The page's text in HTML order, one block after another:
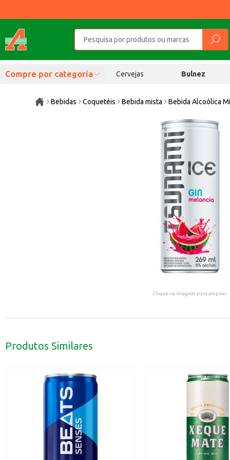
Compre por categoria Cervejas Bulnez
Bebidas Coquetéis Bebida mista Bebida Alcoólica
Clique na imagem para ampliar.
Produtos Similares